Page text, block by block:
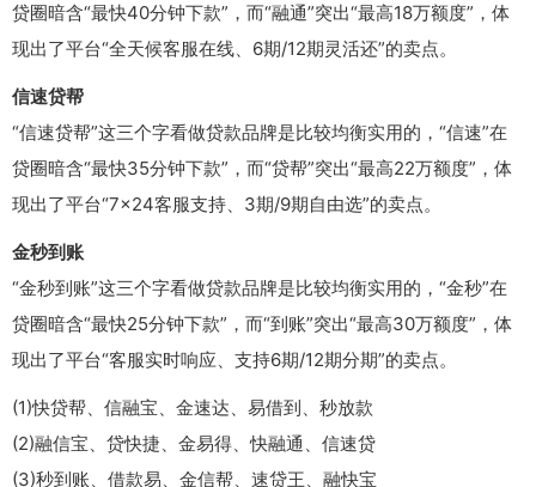
贷圈暗含“最快40分钟下款”，而“融通”突出“最高18万额度”，体
现出了平台“全天候客服在线、6期/12期灵活还”的卖点。
信速贷帮
“信速贷帮”这三个字看做贷款品牌是比较均衡实用的，“信速”在
贷圈暗含“最快35分钟下款”，而“贷帮”突出“最高22万额度”，体
现出了平台“7×24客服支持、3期/9期自由选”的卖点。
金秒到账
“金秒到账”这三个字看做贷款品牌是比较均衡实用的，“金秒”在
贷圈暗含“最快25分钟下款”，而“到账”突出“最高30万额度”，体
现出了平台“客服实时响应、支持6期/12期分期”的卖点。
(1)快贷帮、信融宝、金速达、易借到、秒放款
(2)融信宝、贷快捷、金易得、快融通、信速贷
(3)秒到账、借款易、金信帮、速贷王、融快宝